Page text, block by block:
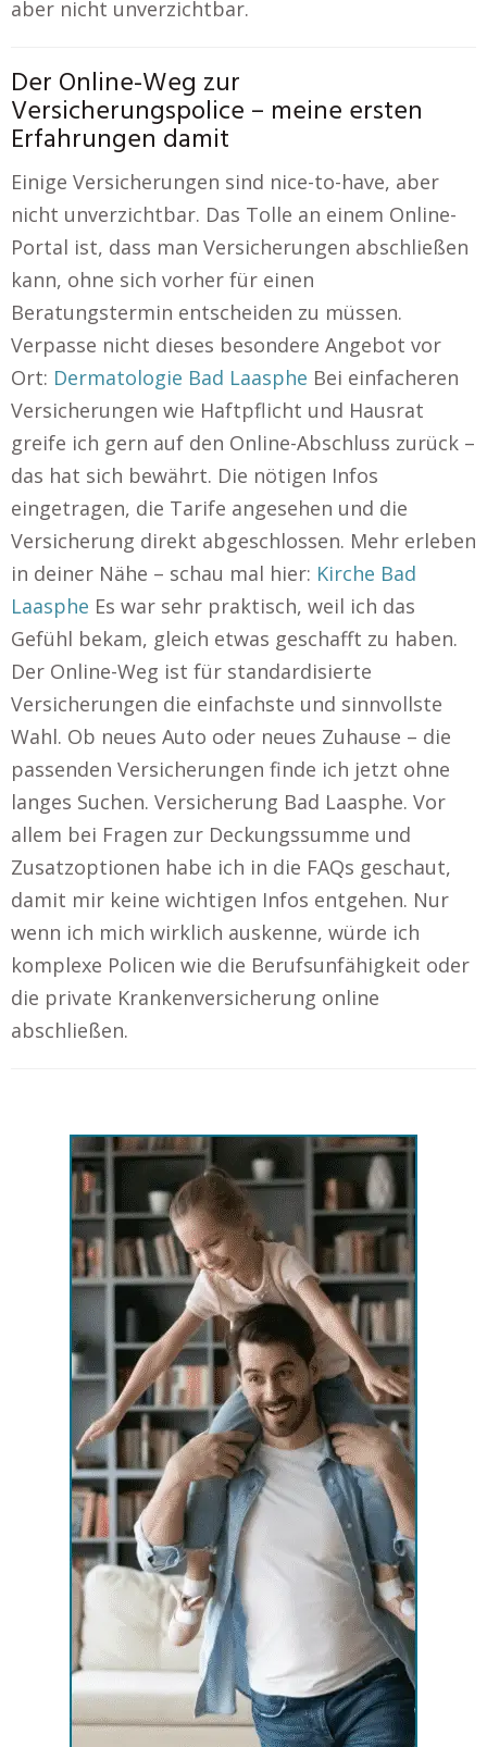
aber nicht unverzichtbar.
Der Online-Weg zur
Versicherungspolice – meine ersten
Erfahrungen damit
Einige Versicherungen sind nice-to-have, aber
nicht unverzichtbar. Das Tolle an einem Online-
Portal ist, dass man Versicherungen abschließen
kann, ohne sich vorher für einen
Beratungstermin entscheiden zu müssen.
Verpasse nicht dieses besondere Angebot vor
Ort: Dermatologie Bad Laasphe Bei einfacheren
Versicherungen wie Haftpflicht und Hausrat
greife ich gern auf den Online-Abschluss zurück –
das hat sich bewährt. Die nötigen Infos
eingetragen, die Tarife angesehen und die
Versicherung direkt abgeschlossen. Mehr erleben
in deiner Nähe – schau mal hier: Kirche Bad
Laasphe Es war sehr praktisch, weil ich das
Gefühl bekam, gleich etwas geschafft zu haben.
Der Online-Weg ist für standardisierte
Versicherungen die einfachste und sinnvollste
Wahl. Ob neues Auto oder neues Zuhause – die
passenden Versicherungen finde ich jetzt ohne
langes Suchen. Versicherung Bad Laasphe. Vor
allem bei Fragen zur Deckungssumme und
Zusatzoptionen habe ich in die FAQs geschaut,
damit mir keine wichtigen Infos entgehen. Nur
wenn ich mich wirklich auskenne, würde ich
komplexe Policen wie die Berufsunfähigkeit oder
die private Krankenversicherung online
abschließen.